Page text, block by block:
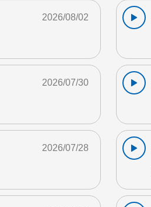
2026/08/02
2026/07/30
2026/07/28